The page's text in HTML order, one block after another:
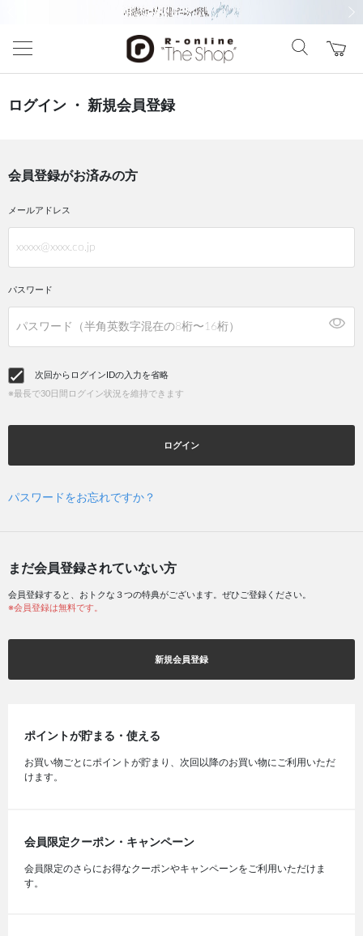
ログイン ・ 新規会員登録
会員登録がお済みの方
メールアドレス
パスワード
次回からログインIDの入力を省略
※最長で30日間ログイン状況を維持できます
ログイン
パスワードをお忘れですか？
まだ会員登録されていない方
会員登録すると、おトクな３つの特典がございます。ぜひご登録ください。
※会員登録は無料です。
新規会員登録
ポイントが貯まる・使える
お買い物ごとにポイントが貯まり、次回以降のお買い物にご利用いただ
けます。
会員限定クーポン・キャンペーン
会員限定のさらにお得なクーポンやキャンペーンをご利用いただけま
す。